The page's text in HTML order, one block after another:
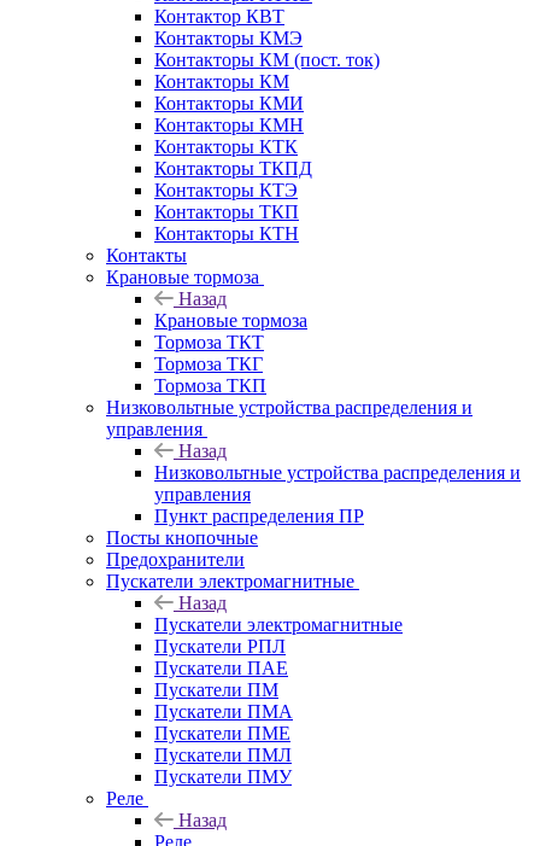
Контактор КВТ
Контакторы КМЭ
Контакторы КМ (пост. ток)
Контакторы КМ
Контакторы КМИ
Контакторы КМН
Контакторы КТК
Контакторы ТКПД
Контакторы КТЭ
Контакторы ТКП
Контакторы КТН
Контакты
Крановые тормоза
Назад
Крановые тормоза
Тормоза ТКТ
Тормоза ТКГ
Тормоза ТКП
Низковольтные устройства распределения и
управления
Назад
Низковольтные устройства распределения и
управления
Пункт распределения ПР
Посты кнопочные
Предохранители
Пускатели электромагнитные
Назад
Пускатели электромагнитные
Пускатели РПЛ
Пускатели ПАЕ
Пускатели ПМ
Пускатели ПМА
Пускатели ПМЕ
Пускатели ПМЛ
Пускатели ПМУ
Реле
Назад
Реле